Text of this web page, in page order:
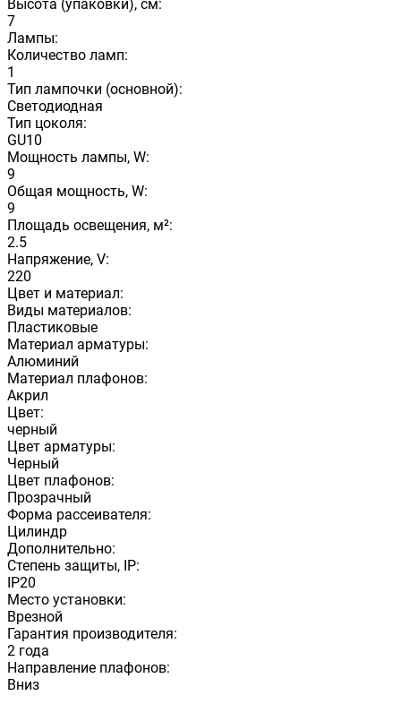
Высота (упаковки), см:
7
Лампы:
Количество ламп:
1
Тип лампочки (основной):
Светодиодная
Тип цоколя:
GU10
Мощность лампы, W:
9
Общая мощность, W:
9
Площадь освещения, м²:
2.5
Напряжение, V:
220
Цвет и материал:
Виды материалов:
Пластиковые
Материал арматуры:
Алюминий
Материал плафонов:
Акрил
Цвет:
черный
Цвет арматуры:
Черный
Цвет плафонов:
Прозрачный
Форма рассеивателя:
Цилиндр
Дополнительно:
Степень защиты, IP:
IP20
Место установки:
Врезной
Гарантия производителя:
2 года
Направление плафонов:
Вниз